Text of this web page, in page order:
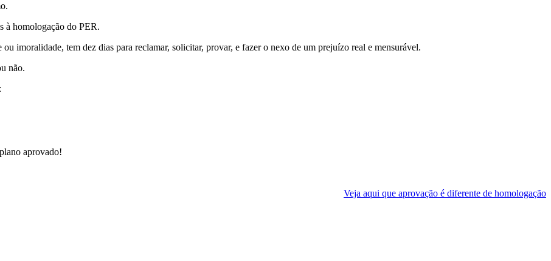
à homologação do PER.
imoralidade, tem dez dias para reclamar, solicitar, provar, e fazer o nexo de um prejuízo real e mensurável.
não.
aprovado!
Veja aqui que aprovação é diferente de homologação